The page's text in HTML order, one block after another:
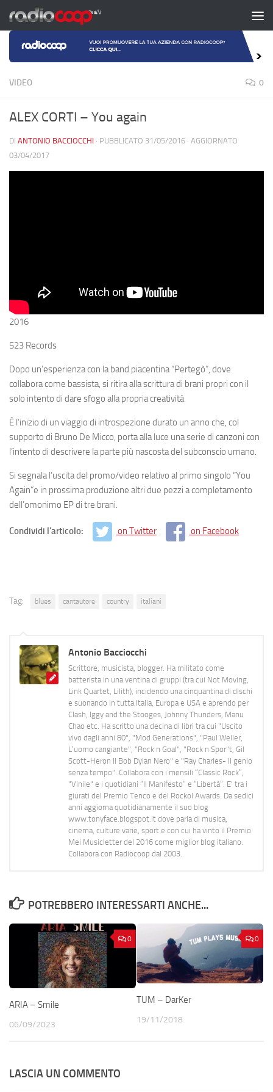
Salta al contenuto
VIDEO 0
ALEX CORTI – You again
DI ANTONIO BACCIOCCHI · PUBBLICATO 31/05/2016 · AGGIORNATO
03/04/2017
2016
523 Records
Dopo un’esperienza con la band piacentina “Pertegò”, dove
collabora come bassista, si ritira alla scrittura di brani propri con il
solo intento di dare sfogo alla propria creatività.
È l’inizio di un viaggio di introspezione durato un anno che, col
supporto di Bruno De Micco, porta alla luce una serie di canzoni con
l’intento di descrivere la parte più nascosta del subconscio umano.
Si segnala l’uscita del promo/video relativo al primo singolo “You
Again”e in prossima produzione altri due pezzi a completamento
dell’omonimo EP di tre brani.
Condividi l'articolo: on Twitter on Facebook
Tag: blues cantautore country italiani
Antonio Bacciocchi
Scrittore, musicista, blogger. Ha militato come
batterista in una ventina di gruppi (tra cui Not Moving,
Link Quartet, Lilith), incidendo una cinquantina di dischi
e suonando in tutta Italia, Europa e USA e aprendo per
Clash, Iggy and the Stooges, Johnny Thunders, Manu
Chao etc. Ha scritto una decina di libri tra cui "Uscito
vivo dagli anni 80", "Mod Generations", "Paul Weller,
L’uomo cangiante", "Rock n Goal", "Rock n Spor"t, Gil
Scott-Heron Il Bob Dylan Nero" e "Ray Charles- Il genio
senza tempo". Collabora con i mensili “Classic Rock”,
"Vinile" e i quotidiani “Il Manifesto” e “Libertà”. E' tra i
giurati del Premio Tenco e del Rockol Awards. Da sedici
anni aggiorna quotidianamente il suo blog
www.tonyface.blogspot.it dove parla di musica,
cinema, culture varie, sport e con cui ha vinto il Premio
Mei Musicletter del 2016 come miglior blog italiano.
Collabora con Radiocoop dal 2003.
POTREBBERO INTERESSARTI ANCHE...
0
ARIA – Smile
06/09/2023
0
TUM – DarKer
19/11/2018
LASCIA UN COMMENTO